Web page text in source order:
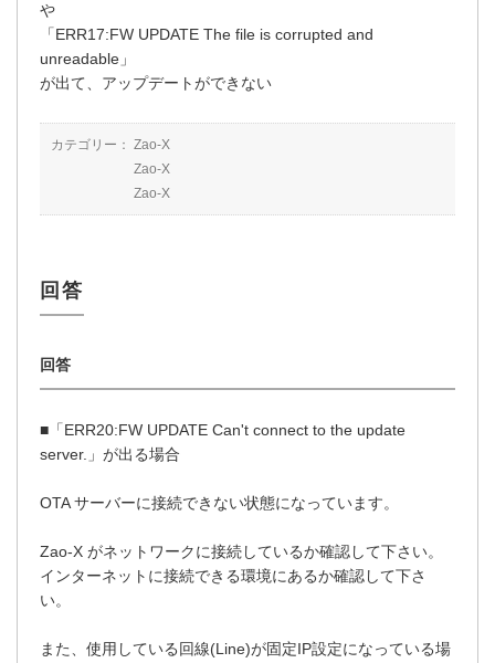
や
「ERR17:FW UPDATE The file is corrupted and
unreadable」
が出て、アップデートができない
カテゴリー： Zao-X
Zao-X
Zao-X
■「ERR20:FW UPDATE Can't connect to the update
server.」が出る場合
OTA サーバーに接続できない状態になっています。
Zao-X がネットワークに接続しているか確認して下さい。
インターネットに接続できる環境にあるか確認して下さ
い。
また、使用している回線(Line)が固定IP設定になっている場